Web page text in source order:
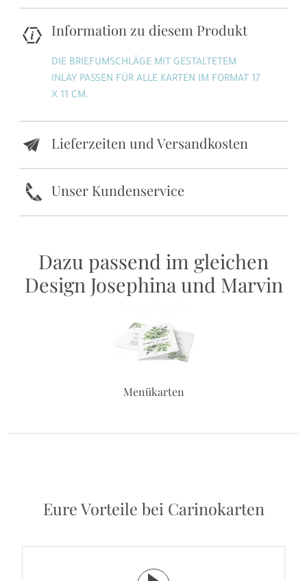
Information zu diesem Produkt
DIE BRIEFUMSCHLÄGE MIT GESTALTETEM
INLAY PASSEN FÜR ALLE KARTEN IM FORMAT 17
X 11 CM.
e Lieferzeiten und Versandkosten
k Unser Kundenservice
Dazu passend im gleichen
Design Josephina und Marvin
Menükarten
Eure Vorteile bei Carinokarten